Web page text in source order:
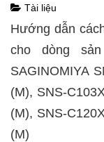
Tài liệu
Hướng dẫn
cho dòng
SAGINOMIYA
(M), SNS-
(M), SNS-
(M)